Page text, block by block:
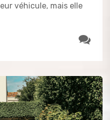
véhicule, mais elle